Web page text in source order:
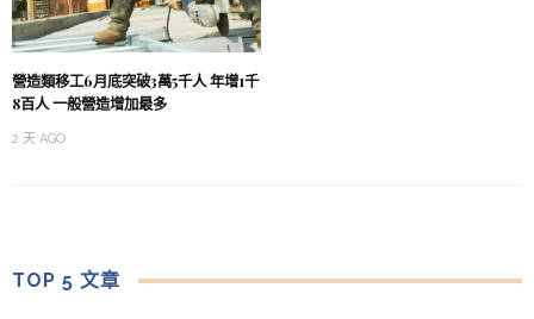
營造類移工6月底突破3萬5千人 年增1千
8百人 一般營造增加最多
2 天 AGO
TOP 5 文章